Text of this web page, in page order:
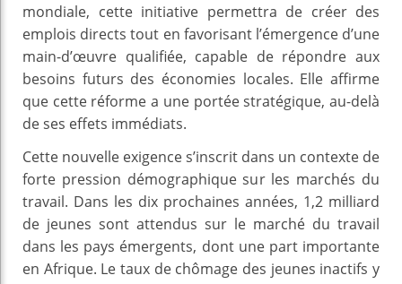
mondiale, cette initiative permettra de créer des
emplois directs tout en favorisant l’émergence d’une
main-d’œuvre qualifiée, capable de répondre aux
besoins futurs des économies locales. Elle affirme
que cette réforme a une portée stratégique, au-delà
de ses effets immédiats.
Cette nouvelle exigence s’inscrit dans un contexte de
forte pression démographique sur les marchés du
travail. Dans les dix prochaines années, 1,2 milliard
de jeunes sont attendus sur le marché du travail
dans les pays émergents, dont une part importante
en Afrique. Le taux de chômage des jeunes inactifs y